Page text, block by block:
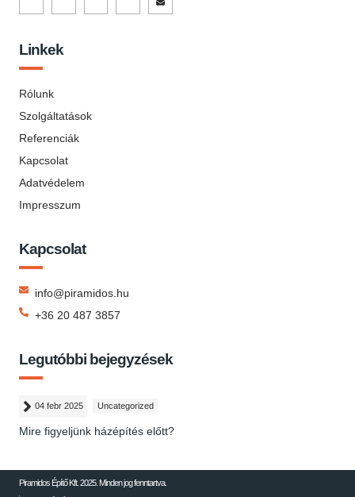
Linkek
Rólunk
Szolgáltatások
Referenciák
Kapcsolat
Adatvédelem
Impresszum
Kapcsolat
info@piramidos.hu
+36 20 487 3857
Legutóbbi bejegyzések
04 febr 2025 Uncategorized
Mire figyeljünk házépítés előtt?
Piramidos Építő Kft. 2025. Minden jog fenntartva.